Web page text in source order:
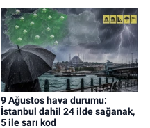
9 Ağustos hava durumu:
İstanbul dahil 24 ilde sağanak,
5 ile sarı kod